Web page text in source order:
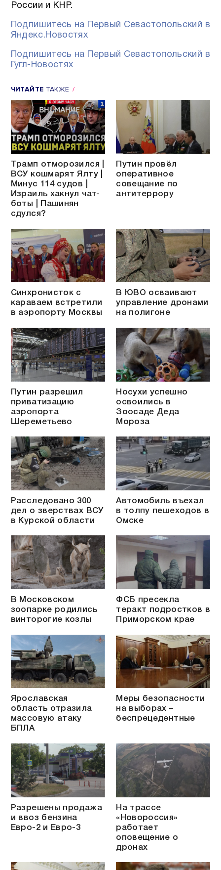
России и КНР.
Подпишитесь на Первый Севастопольский в
Яндекс.Новостях
Подпишитесь на Первый Севастопольский в
Гугл-Новостях
ЧИТАЙТЕ ТАКЖЕ
Трамп отморозился |
ВСУ кошмарят Ялту |
Минус 114 судов |
Израиль хакнул чат-
боты | Пашинян
сдулся?
Путин провёл
оперативное
совещание по
антитеррору
Синхронисток с
караваем встретили
в аэропорту Москвы
В ЮВО осваивают
управление дронами
на полигоне
Путин разрешил
приватизацию
аэропорта
Шереметьево
Носухи успешно
освоились в
Зоосаде Деда
Мороза
Расследовано 300
дел о зверствах ВСУ
в Курской области
Автомобиль въехал
в толпу пешеходов в
Омске
В Московском
зоопарке родились
винторогие козлы
ФСБ пресекла
теракт подростков в
Приморском крае
Ярославская
область отразила
массовую атаку
БПЛА
Меры безопасности
на выборах –
беспрецедентные
Разрешены продажа
и ввоз бензина
Евро-2 и Евро-3
На трассе
«Новороссия»
работает
оповещение о
дронах